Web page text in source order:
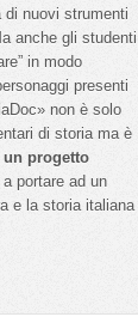
di nuovi strumenti
anche gli studenti
in modo
presenti
non è solo
di storia ma è
progetto
portare ad un
e la storia italiana